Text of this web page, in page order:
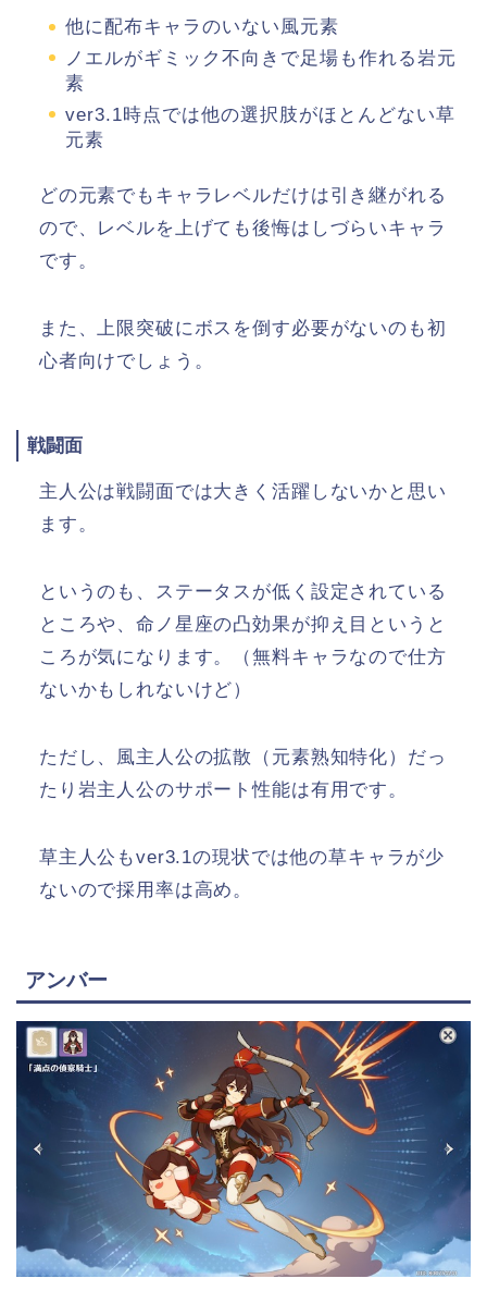
他に配布キャラのいない風元素
ノエルがギミック不向きで足場も作れる岩元
素
ver3.1時点では他の選択肢がほとんどない草
元素
どの元素でもキャラレベルだけは引き継がれる
ので、レベルを上げても後悔はしづらいキャラ
です。
また、上限突破にボスを倒す必要がないのも初
心者向けでしょう。
戦闘面
主人公は戦闘面では大きく活躍しないかと思い
ます。
というのも、ステータスが低く設定されている
ところや、命ノ星座の凸効果が抑え目というと
ころが気になります。（無料キャラなので仕方
ないかもしれないけど）
ただし、風主人公の拡散（元素熟知特化）だっ
たり岩主人公のサポート性能は有用です。
草主人公もver3.1の現状では他の草キャラが少
ないので採用率は高め。
アンバー